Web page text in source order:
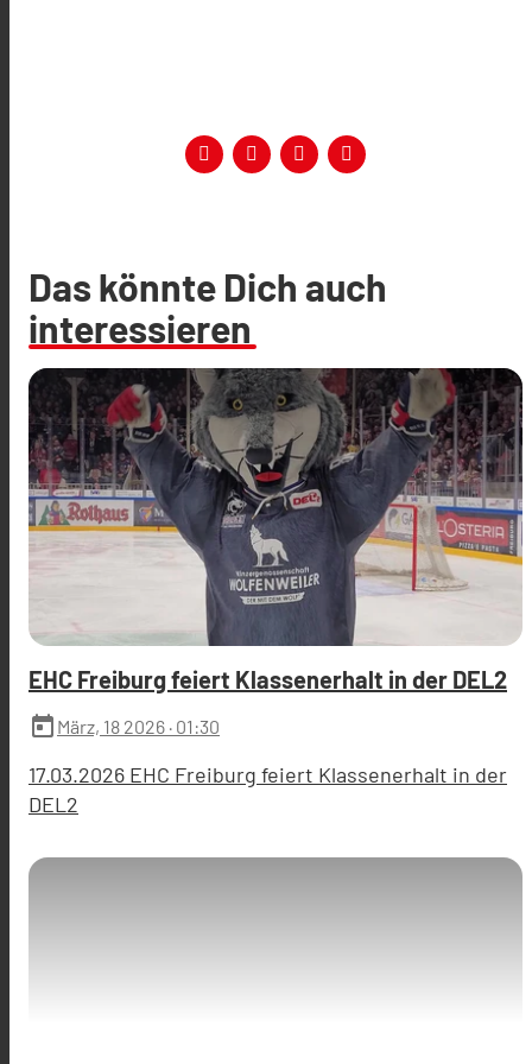
Das könnte Dich auch
interessieren
EHC Freiburg feiert Klassenerhalt in der DEL2
today März, 18 2026 · 01:30
17.03.2026 EHC Freiburg feiert Klassenerhalt in der
DEL2